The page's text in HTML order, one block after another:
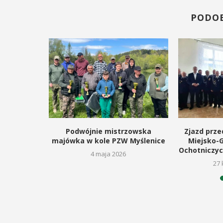
Podwójnie mistrzowska
majówka w kole PZW Myślenice
4 maja 2026
Zjazd
Miejsko-
27